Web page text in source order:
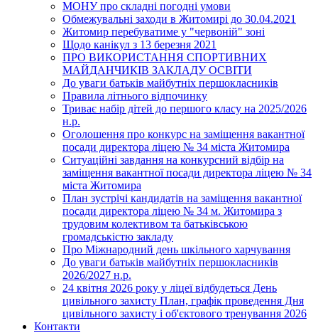
МОНУ про складні погодні умови
Обмежувальні заходи в Житомирі до 30.04.2021
Житомир перебуватиме у "червоній" зоні
Щодо канікул з 13 березня 2021
ПРО ВИКОРИСТАННЯ СПОРТИВНИХ
МАЙДАНЧИКІВ ЗАКЛАДУ ОСВІТИ
До уваги батьків майбутніх першокласників
Правила літнього відпочинку
Триває набір дітей до першого класу на 2025/2026
н.р.
Оголошення про конкурс на заміщення вакантної
посади директора ліцею № 34 міста Житомира
Ситуаційні завдання на конкурсний відбір на
заміщення вакантної посади директора ліцею № 34
міста Житомира
План зустрічі кандидатів на заміщення вакантної
посади директора ліцею № 34 м. Житомира з
трудовим колективом та батьківською
громадськістю закладу
Про Міжнародний день шкільного харчування
До уваги батьків майбутніх першокласників
2026/2027 н.р.
24 квітня 2026 року у ліцеї відбудеться День
цивільного захисту План, графік проведення Дня
цивільного захисту і об'єктового тренування 2026
Контакти